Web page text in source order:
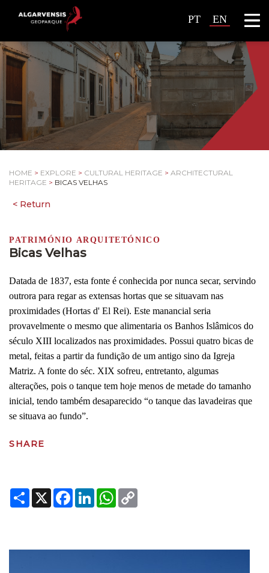
PT EN
HOME > EXPLORE > CULTURAL HERITAGE > ARCHITECTURAL
HERITAGE > BICAS VELHAS
PATRIMÓNIO ARQUITETÓNICO
Bicas Velhas
Datada de 1837, esta fonte é conhecida por nunca secar, servindo
outrora para regar as extensas hortas que se situavam nas
proximidades (Hortas d' El Rei). Este manancial seria
provavelmente o mesmo que alimentaria os Banhos Islâmicos do
século XIII localizados nas proximidades. Possui quatro bicas de
metal, feitas a partir da fundição de um antigo sino da Igreja
Matriz. A fonte do séc. XIX sofreu, entretanto, algumas
alterações, pois o tanque tem hoje menos de metade do tamanho
inicial, tendo também desaparecido “o tanque das lavadeiras que
se situava ao fundo”.
SHARE
Share
X Facebook
LinkedInWhatsApp